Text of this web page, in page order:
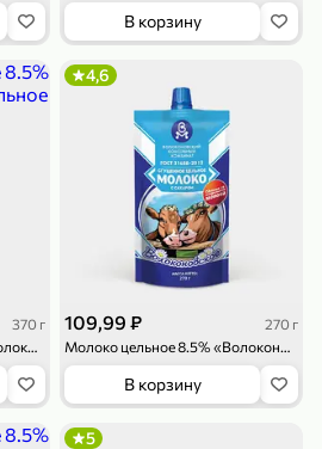
В корзину
370 г
Молоко сгущенное 8.5% «Волоконовское» цельное с сахаром, 370 г
109,99 ₽
270 г
Молоко цельное 8.5% «Волоконовское» сгущенное с сахаром, 270 г
4,6
В корзину
5